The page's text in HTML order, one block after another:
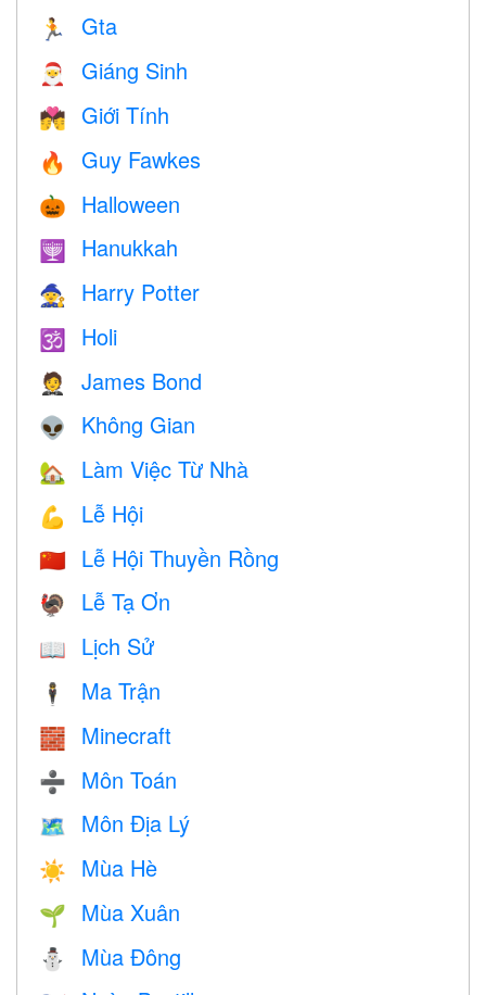
🏃 Gta
🎅 Giáng Sinh
💏 Giới Tính
🔥 Guy Fawkes
🎃 Halloween
🕎 Hanukkah
🧙 Harry Potter
🕉 Holi
🤵 James Bond
👽 Không Gian
🏡 Làm Việc Từ Nhà
💪 Lễ Hội
🇨🇳 Lễ Hội Thuyền Rồng
🦃 Lễ Tạ Ơn
📖 Lịch Sử
🕴️ Ma Trận
🧱 Minecraft
➗ Môn Toán
🗺 Môn Địa Lý
☀️ Mùa Hè
🌱 Mùa Xuân
⛄ Mùa Đông